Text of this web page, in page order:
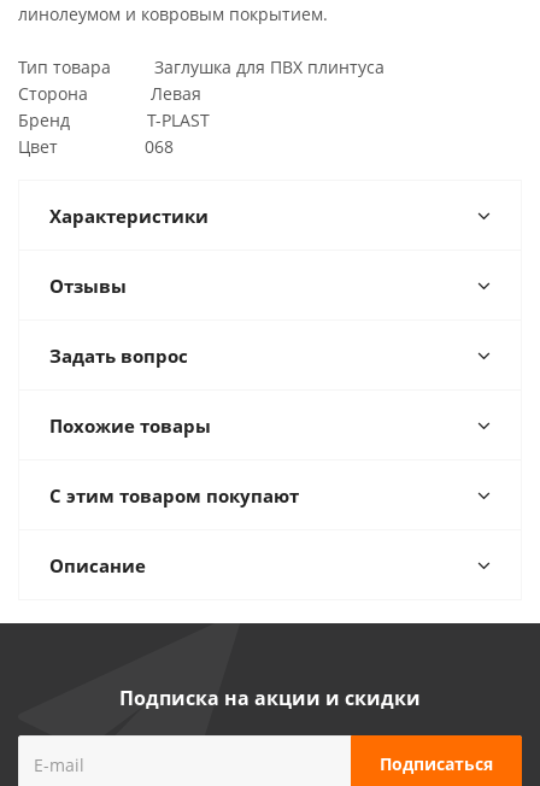
линолеумом и ковровым покрытием.
Тип товара Заглушка для ПВХ плинтуса
Сторона Левая
Бренд T-PLAST
Цвет 068
Характеристики
Отзывы
Задать вопрос
Похожие товары
С этим товаром покупают
Описание
Подписка на акции и скидки